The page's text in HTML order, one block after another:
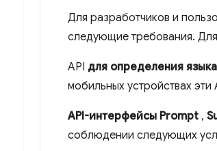
Для разработчиков и
следующие требования. Для
API для определения языка
мобильных устройствах эти
API-интерфейсы Prompt ,
соблюдении следующих